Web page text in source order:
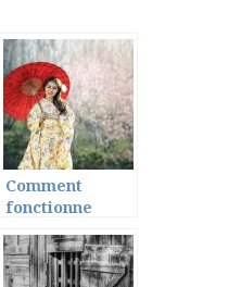
Comment
fonctionne
asiatique?